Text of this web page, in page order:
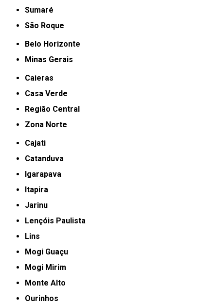
Sumaré
São Roque
Belo Horizonte
Minas Gerais
Caieras
Casa Verde
Região Central
Zona Norte
Cajati
Catanduva
Igarapava
Itapira
Jarinu
Lençóis Paulista
Lins
Mogi Guaçu
Mogi Mirim
Monte Alto
Ourinhos